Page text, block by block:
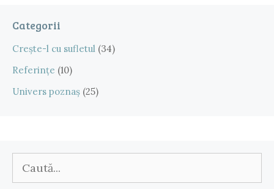
Categorii
Crește-l cu sufletul (34)
Referințe (10)
Univers poznaș (25)
după: